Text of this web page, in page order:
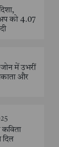
को 4.07
जोन में उभरीं
और
कविता